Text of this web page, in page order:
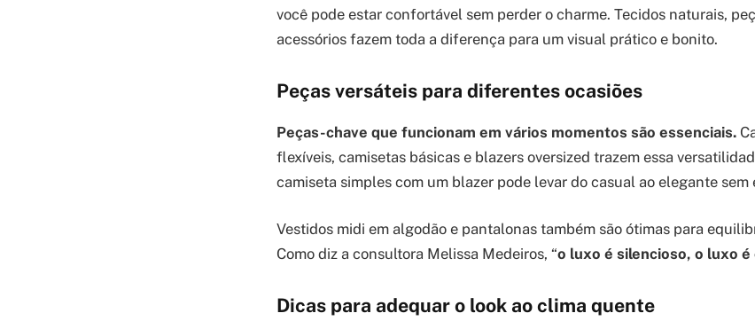
você pode estar confortável sem perder o charme. Tecidos naturais,
acessórios fazem toda a diferença para um visual prático e bonito.
Peças versáteis para diferentes ocasiões
Peças-chave que funcionam em vários momentos são essenciais.
flexíveis, camisetas básicas e blazers oversized trazem essa
camiseta simples com um blazer pode levar do casual ao elegante sem
Vestidos midi em algodão e pantalonas também são ótimas para
Como diz a consultora Melissa Medeiros, “o luxo é silencioso, o luxo
Dicas para adequar o look ao clima quente